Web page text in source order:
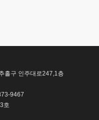
홀구 인주대로247,1층
9467
호